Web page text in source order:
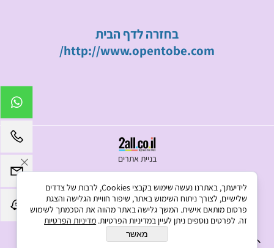
בחזרה לדף הבית
http://www.opentobe.com/
בניית אתרים
לידיעתך, באתרנו נעשה שימוש בקבצי Cookies, לרבות של צדדים
שלישיים, לצורך ניתוח השימוש באתר, שיפור חוויית הגלישה והצגת
פרסום מותאם אישית. המשך גלישה באתר מהווה את הסכמתך לשימוש
זה. לפרטים נוספים ניתן לעיין במדיניות הפרטיות. מדיניות הפרטיות
מאשר